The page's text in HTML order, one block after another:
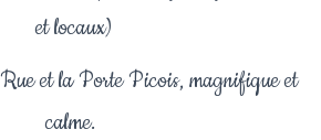
et locaux)
et la Porte Picois, magnifique et
calme.